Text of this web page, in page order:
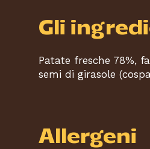
Gli
Patate fresche 78%,
semi di girasole
Allergeni